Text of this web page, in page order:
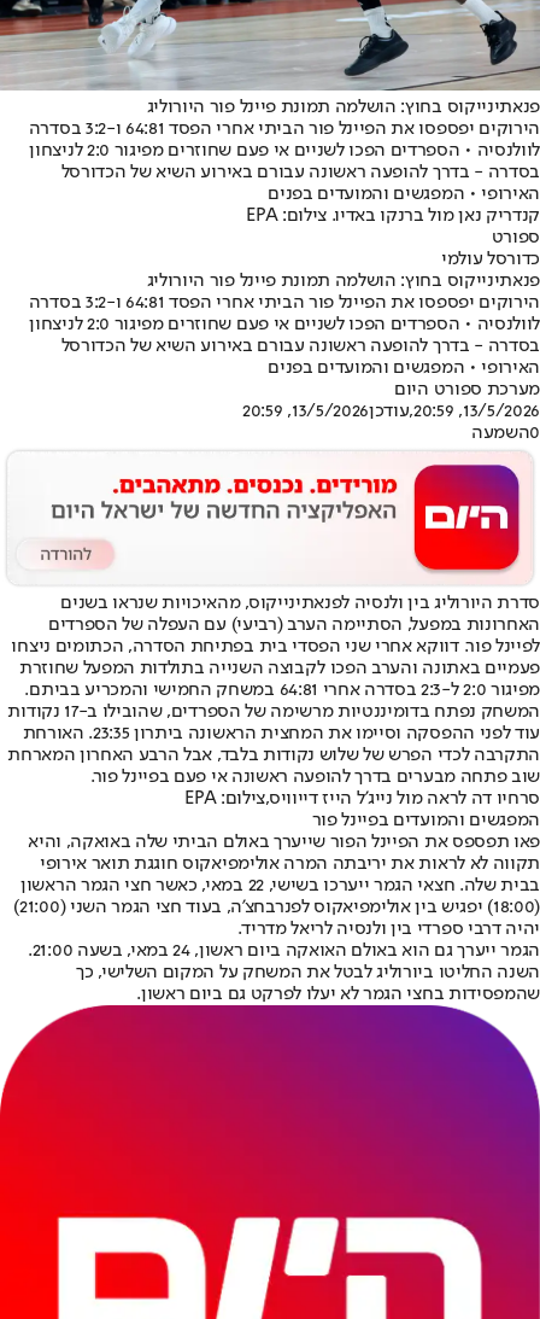
פנאתינייקוס בחוץ: הושלמה תמונת פיינל פור היורוליג
הירוקים יפספסו את הפיינל פור הביתי אחרי הפסד 64:81 ו-3:2 בסדרה
לוולנסיה • הספרדים הפכו לשניים אי פעם שחוזרים מפיגור 2:0 לניצחון
בסדרה - בדרך להופעה ראשונה עבורם באירוע השיא של הכדורסל
האירופי • המפגשים והמועדים בפנים
קנדריק נאן מול ברנקו באדיו. צילום: EPA
ספורט
כדורסל עולמי
פנאתינייקוס בחוץ: הושלמה תמונת פיינל פור היורוליג
הירוקים יפספסו את הפיינל פור הביתי אחרי הפסד 64:81 ו-3:2 בסדרה
לוולנסיה • הספרדים הפכו לשניים אי פעם שחוזרים מפיגור 2:0 לניצחון
בסדרה - בדרך להופעה ראשונה עבורם באירוע השיא של הכדורסל
האירופי • המפגשים והמועדים בפנים
מערכת ספורט היום
13/5/2026, 20:59
,עודכן13/5/2026, 20:59
0השמעה
סדרת היורוליג בין ולנסיה לפנאתינייקוס, מהאיכויות שנראו בשנים
האחרונות במפעל, הסתיימה הערב (רביעי) עם העפלה של הספרדים
לפיינל פור. דווקא אחרי שני הפסדי בית בפתיחת הסדרה, הכתומים ניצחו
פעמיים באתונה והערב הפכו לקבוצה השנייה בתולדות המפעל שחוזרת
מפיגור 2:0 ל-2:3 בסדרה אחרי 64:81 במשחק החמישי והמכריע בביתם.
המשחק נפתח בדומיננטיות מרשימה של הספרדים, שהובילו ב-17 נקודות
עוד לפני ההפסקה וסיימו את המחצית הראשונה ביתרון 23:35. האורחת
התקרבה לכדי הפרש של שלוש נקודות בלבד, אבל הרבע האחרון המארחת
שוב פתחה מבערים בדרך להופעה ראשונה אי פעם בפיינל פור.
סרחיו דה לראה מול נייג'ל הייז דייוויס,צילום: EPA
המפגשים והמועדים בפיינל פור
פאו תפספס את הפיינל הפור שייערך באולם הביתי שלה באואקה, והיא
תקווה לא לראות את יריבתה המרה אולימפיאקוס חוגגת תואר אירופי
בבית שלה. חצאי הגמר ייערכו בשישי, 22 במאי, כאשר חצי הגמר הראשון
(18:00) יפגיש בין אולימפיאקוס לפנרבחצ'ה, בעוד חצי הגמר השני (21:00)
יהיה דרבי ספרדי בין ולנסיה לריאל מדריד.
הגמר ייערך גם הוא באולם האואקה ביום ראשון, 24 במאי, בשעה 21:00.
השנה החליטו ביורוליג לבטל את המשחק על המקום השלישי, כך
שהמפסידות בחצי הגמר לא יעלו לפרקט גם ביום ראשון.